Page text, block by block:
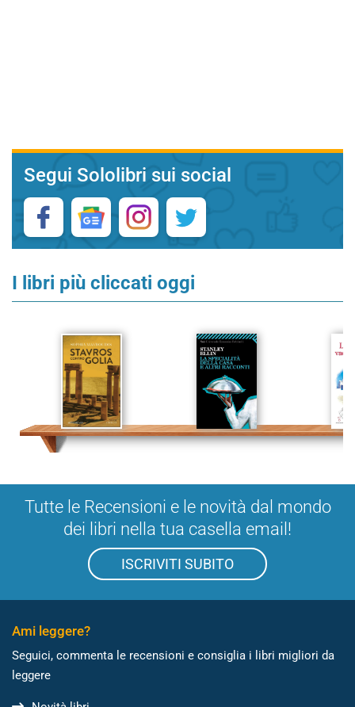
Segui Sololibri sui social
I libri più cliccati oggi
Tutte le Recensioni e le novità dal mondo
dei libri nella tua casella email!
ISCRIVITI SUBITO
Ami leggere?
Seguici, commenta le recensioni e consiglia i libri migliori da
leggere